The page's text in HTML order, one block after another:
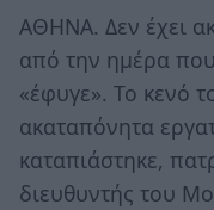
ΑΘΗΝΑ. Δεν έχει
από την ημέρα
«έφυγε». Το κενό
ακαταπόνητα
καταπιάστηκε,
διευθυντής του